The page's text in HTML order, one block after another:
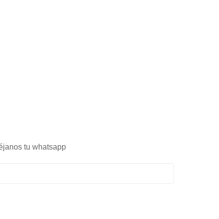
tu whatsapp